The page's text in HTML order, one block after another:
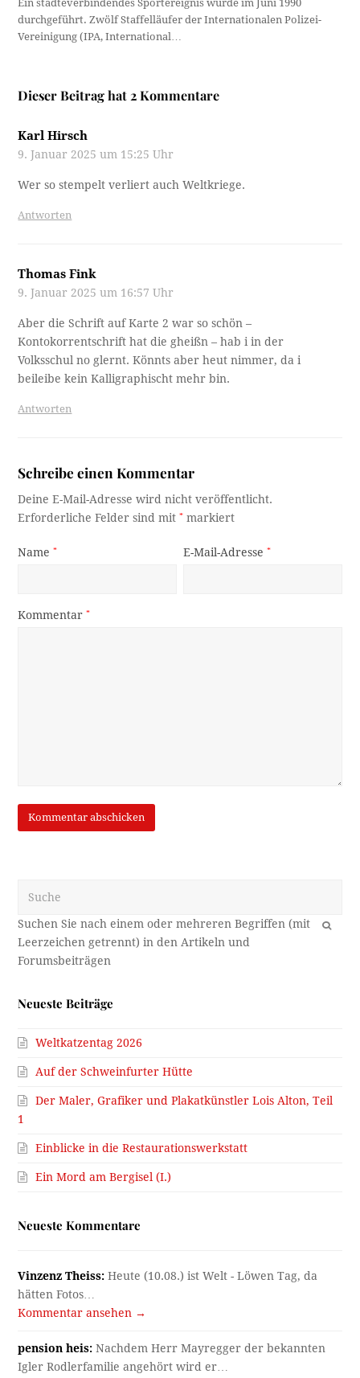
Ein städteverbindendes Sportereignis wurde im Juni 1990
durchgeführt. Zwölf Staffelläufer der Internationalen Polizei-
Vereinigung (IPA, International…
Dieser Beitrag hat 2 Kommentare
Karl Hirsch
9. Januar 2025 um 15:25 Uhr
Wer so stempelt verliert auch Weltkriege.
Antworten
Thomas Fink
9. Januar 2025 um 16:57 Uhr
Aber die Schrift auf Karte 2 war so schön –
Kontokorrentschrift hat die gheißn – hab i in der
Volksschul no glernt. Könnts aber heut nimmer, da i
beileibe kein Kalligraphischt mehr bin.
Antworten
Schreibe einen Kommentar
Deine E-Mail-Adresse wird nicht veröffentlicht.
Erforderliche Felder sind mit* markiert
Name* E-Mail-Adresse*
Kommentar*
OK
Neueste Beiträge
Weltkatzentag 2026
Auf der Schweinfurter Hütte
Der Maler, Grafiker und Plakatkünstler Lois Alton, Teil
1
Einblicke in die Restaurationswerkstatt
Ein Mord am Bergisel (I.)
Neueste Kommentare
Vinzenz Theiss: Heute (10.08.) ist Welt - Löwen Tag, da
hätten Fotos…
Kommentar ansehen →
pension heis: Nachdem Herr Mayregger der bekannten
Igler Rodlerfamilie angehört wird er…